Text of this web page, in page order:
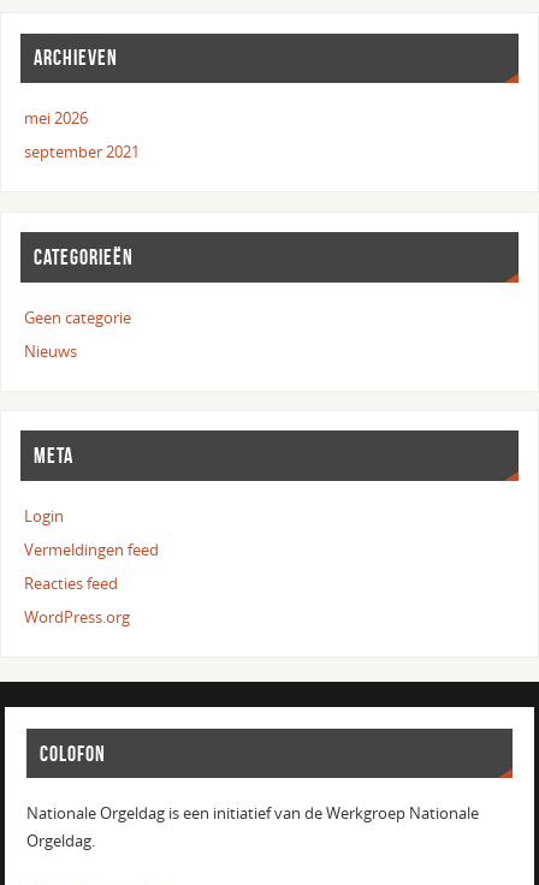
ARCHIEVEN
mei 2026
september 2021
CATEGORIEËN
Geen categorie
Nieuws
META
Login
Vermeldingen feed
Reacties feed
WordPress.org
COLOFON
Nationale Orgeldag is een initiatief van de Werkgroep Nationale
Orgeldag.